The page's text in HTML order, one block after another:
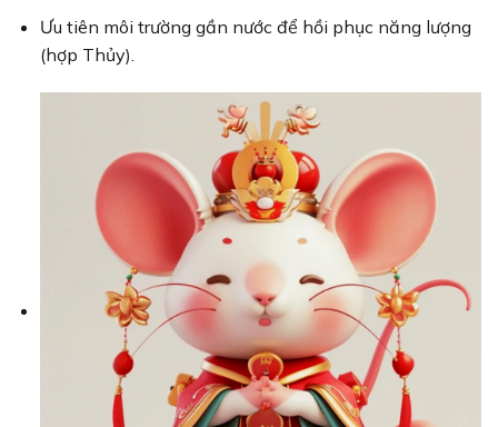
Ưu tiên môi trường gần nước để hồi phục năng lượng
(hợp Thủy).